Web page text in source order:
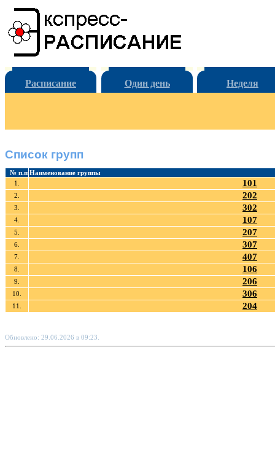
Расписание Один день Неделя
Список групп
№ п.п Наименование группы
1.
101
2. 202
3. 302
4. 107
5. 207
6. 307
7. 407
8. 106
9. 206
10. 306
11. 204
Обновлено: 29.06.2026 в 09:23.